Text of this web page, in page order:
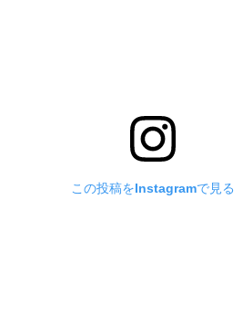
この投稿をInstagramで見る